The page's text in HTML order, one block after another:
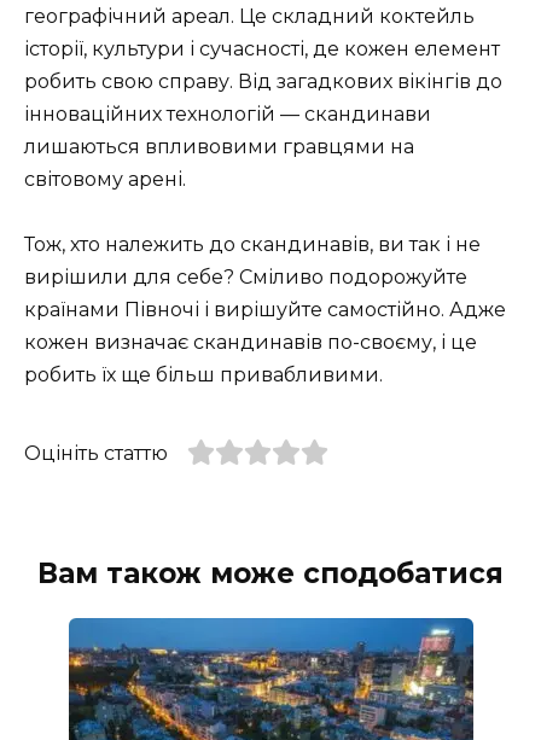
географічний ареал. Це складний коктейль
історії, культури і сучасності, де кожен елемент
робить свою справу. Від загадкових вікінгів до
інноваційних технологій — скандинави
лишаються впливовими гравцями на
світовому арені.
Тож, хто належить до скандинавів, ви так і не
вирішили для себе? Сміливо подорожуйте
країнами Півночі і вирішуйте самостійно. Адже
кожен визначає скандинавів по-своєму, і це
робить їх ще більш привабливими.
Оцініть статтю
Вам також може сподобатися